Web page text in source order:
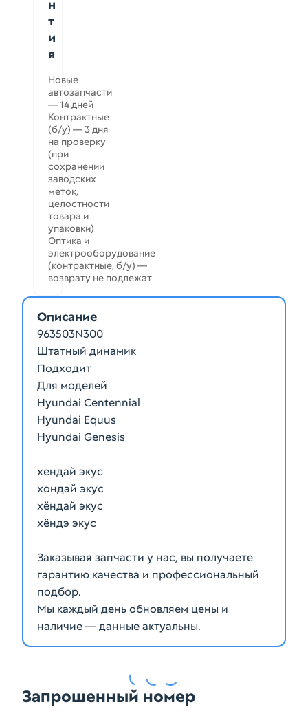
н
т
и
я
Новые
автозапчасти
— 14 дней
Контрактные
(б/у) — 3 дня
на проверку
(при
сохранении
заводских
меток,
целостности
товара и
упаковки)
Оптика и
электрооборудование
(контрактные, б/у) —
возврату не подлежат
Описание
963503N300
Штатный динамик
Подходит
Для моделей
Hyundai Centennial
Hyundai Equus
Hyundai Genesis
хендай экус
хондай экус
хёндай экус
хёндэ экус
Заказывая запчасти у нас, вы получаете
гарантию качества и профессиональный
подбор.
Мы каждый день обновляем цены и
наличие — данные актуальны.
Запрошенный номер